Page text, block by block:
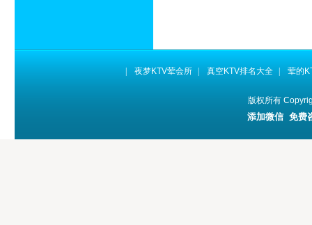
夜梦KTV荤会所 真空KTV排名大全 荤的
版权所有
添加微信 免费